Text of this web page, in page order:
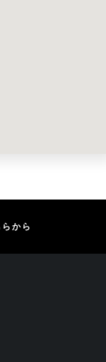
から